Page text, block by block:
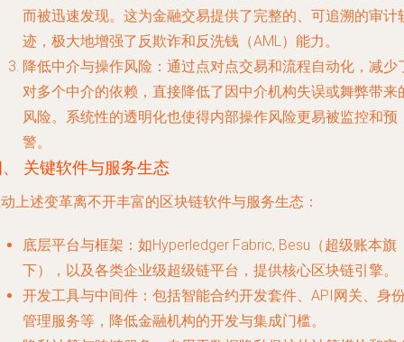
而被迅速发现。这为金融交易提供了完整的、可追溯的审计
迹，极大地增强了反欺诈和反洗钱（AML）能力。
降低中介与操作风险 ：通过点对点交易和流程自动化，减少
对多个中介的依赖，直接降低了因中介机构失误或舞弊带来
风险。系统性的透明化也使得内部操作风险更易被监控和预
警。
关键软件与服务生态
上述变革离不开丰富的区块链软件与服务生态：
底层平台与框架 ：如Hyperledger Fabric, Besu（超级账本旗
下），以及各类企业级超级链平台，提供核心区块链引擎。
开发工具与中间件 ：包括智能合约开发套件、API网关、身
管理服务等，降低金融机构的开发与集成门槛。